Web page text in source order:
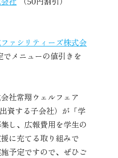
ァシリティーズ株式会
メニューの値引きを
社常翔ウェルフェア
資する子会社）が「学
し、広報費用を学生の
に充てる取り組みで
予定ですので、ぜひご